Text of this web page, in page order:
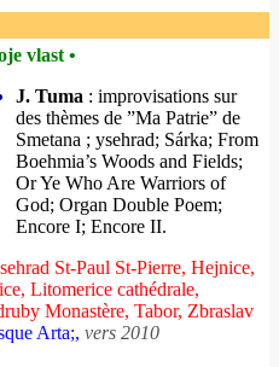
vlast •
J. Tuma : improvisations sur
des thèmes de ”Ma Patrie” de
Smetana ; ysehrad; Sárka; From
Boehmia’s Woods and Fields;
Or Ye Who Are Warriors of
God; Organ Double Poem;
Encore I; Encore II.
St-Paul St-Pierre, Hejnice,
Litomerice cathédrale,
Monastère, Tabor, Zbraslav
Arta;, vers 2010